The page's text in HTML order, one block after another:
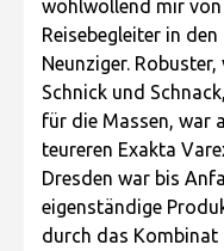
wohlwollend mir
Reisebegleiter in
Neunziger.
Schnick und
für die Massen, war
teureren Exakta
Dresden war bis
eigenständige
durch das Kombinat